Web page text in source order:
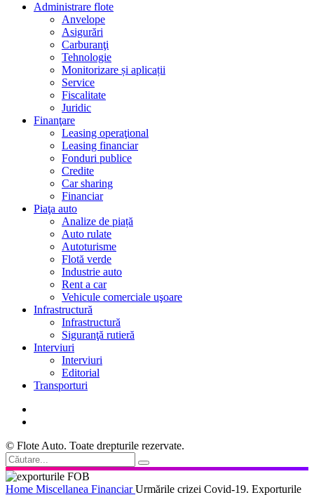
Administrare flote
Anvelope
Asigurări
Carburanţi
Tehnologie
Monitorizare și aplicații
Service
Fiscalitate
Juridic
Finanţare
Leasing operaţional
Leasing financiar
Fonduri publice
Credite
Car sharing
Financiar
Piaţa auto
Analize de piață
Auto rulate
Autoturisme
Flotă verde
Industrie auto
Rent a car
Vehicule comerciale uşoare
Infrastructură
Infrastructură
Siguranţă rutieră
Interviuri
Interviuri
Editorial
Transporturi
© Flote Auto. Toate drepturile rezervate.
Home Miscellanea FinanciarUrmările crizei Covid-19. Exporturile